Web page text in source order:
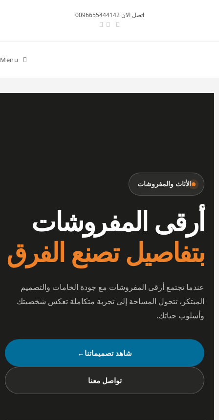
اتصل الان 0096655444142
Menu
الأثاث والمفروشات
أرقى المفروشات
بتفاصيل تصنع الفرق
عندما تجتمع أرقى المفروشات مع جودة الخامات والتصميم
المبتكر، تتحول المساحة إلى تجربة متكاملة تعكس شخصيتك
وأسلوب حياتك.
شاهد تصميماتنا←
تواصل معنا